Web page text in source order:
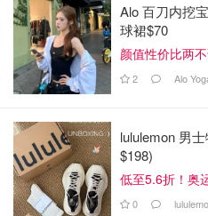
💯流动
🧴滋阴乳液：倒适量在手心，
粒.
Alo 百刀内挖
球裙$70
颜值性价比两
2 Alo
lululemon 男
$198)
低至5.6折！奥
0